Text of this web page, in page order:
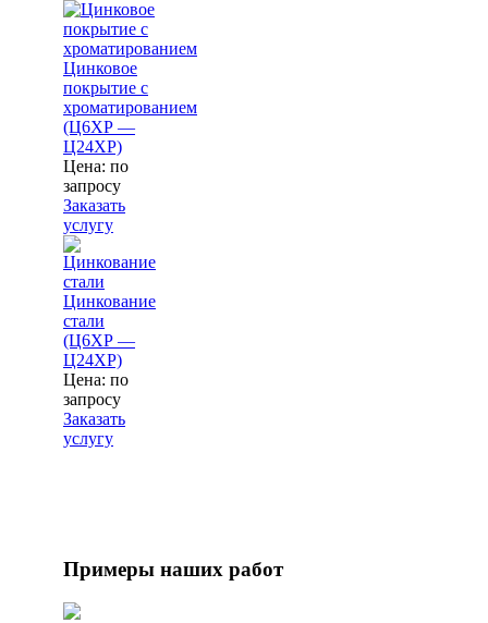
Цинковое
покрытие с
хроматированием
(Ц6ХР —
Ц24ХР)
Цена: по
запросу
Заказать
услугу
Цинкование
стали
(Ц6ХР —
Ц24ХР)
Цена: по
запросу
Заказать
услугу
Примеры наших работ